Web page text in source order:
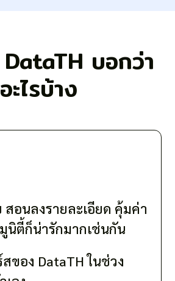
บอกว่า
อะไรบ้าง
อนลงรายละเอียด คุ้มค่า
นิตี้ก็น่ารักมากเช่นกัน
ของ DataTH ในช่วง